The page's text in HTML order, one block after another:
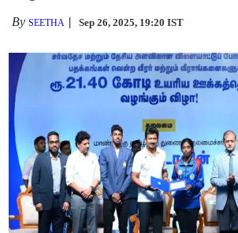
BySEETHA Sep 26, 2025, 19:20 IST